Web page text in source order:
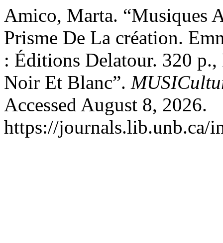
Amico, Marta. “Musiques
Prisme De La création.
: Éditions Delatour. 320
Noir Et Blanc”.
Accessed August 8, 2026.
https://journals.lib.unb.ca/